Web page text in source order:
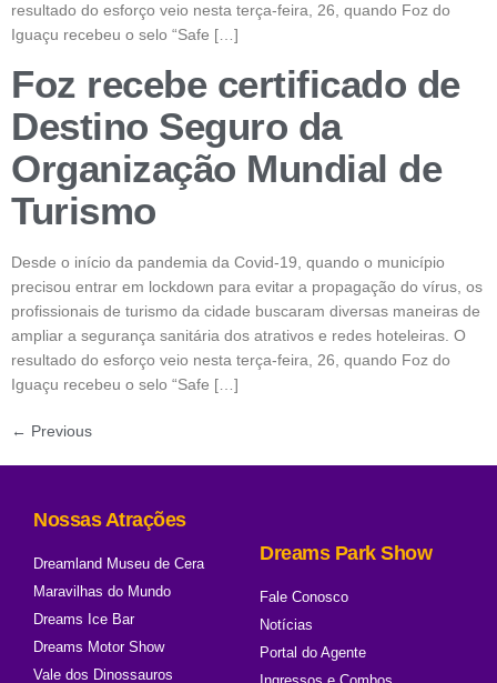
resultado do esforço veio nesta terça-feira, 26, quando Foz do
Iguaçu recebeu o selo “Safe […]
Foz recebe certificado de
Destino Seguro da
Organização Mundial de
Turismo
Desde o início da pandemia da Covid-19, quando o município
precisou entrar em lockdown para evitar a propagação do vírus, os
profissionais de turismo da cidade buscaram diversas maneiras de
ampliar a segurança sanitária dos atrativos e redes hoteleiras. O
resultado do esforço veio nesta terça-feira, 26, quando Foz do
Iguaçu recebeu o selo “Safe […]
← Previous
Nossas Atrações
Dreamland Museu de Cera
Maravilhas do Mundo
Dreams Ice Bar
Dreams Motor Show
Vale dos Dinossauros
Dreams Park Show
Fale Conosco
Notícias
Portal do Agente